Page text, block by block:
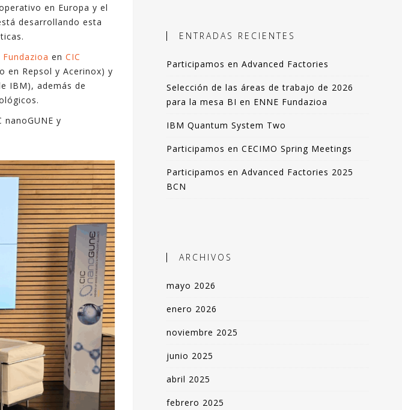
industriales, el objetivo es incorporar
información objetiva basada en datos como
apoyo en la toma de decisiones.
En este blog comparto esas experiencias,
explicadas de forma resumida pero clara. La
mayoría de artículos los podrás leer en 3-4
Espero que lo disfrutes tanto como yo.
- Fernando Sáenz -
en Europa y el
desarrollando esta
Fundazioa en CIC
en Repsol y Acerinox) y
IBM), además de
nanoGUNE y
ENTRADAS RECIENTES
Participamos en Advanced Factories
Selección de las áreas de trabajo de 2026
para la mesa BI en ENNE Fundazioa
IBM Quantum System Two
Participamos en CECIMO Spring Meetings
Participamos en Advanced Factories 2025
BCN
ARCHIVOS
mayo 2026
enero 2026
noviembre 2025
junio 2025
abril 2025
febrero 2025